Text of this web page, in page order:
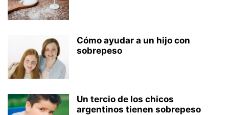
Cómo ayudar a un hijo con
sobrepeso
Un tercio de los chicos
argentinos tienen sobrepeso